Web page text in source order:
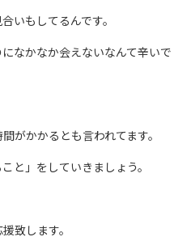
いもしてるんです。
なかなか会えないなんて辛いで
がかかるとも言われてます。
と」をしていきましょう。
致します。